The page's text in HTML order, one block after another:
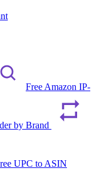
Free Amazon IP-
by Brand
UPC to ASIN